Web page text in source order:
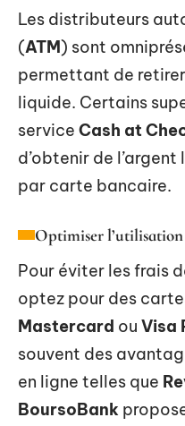
Les distributeurs
(ATM) sont
permettant de
liquide. Certains
service Cash at
d’obtenir de
par carte bancaire.
Optimiser l’utilisation
Pour éviter les frais
optez pour des
Mastercard ou Visa
souvent des
en ligne telles que
BoursoBank